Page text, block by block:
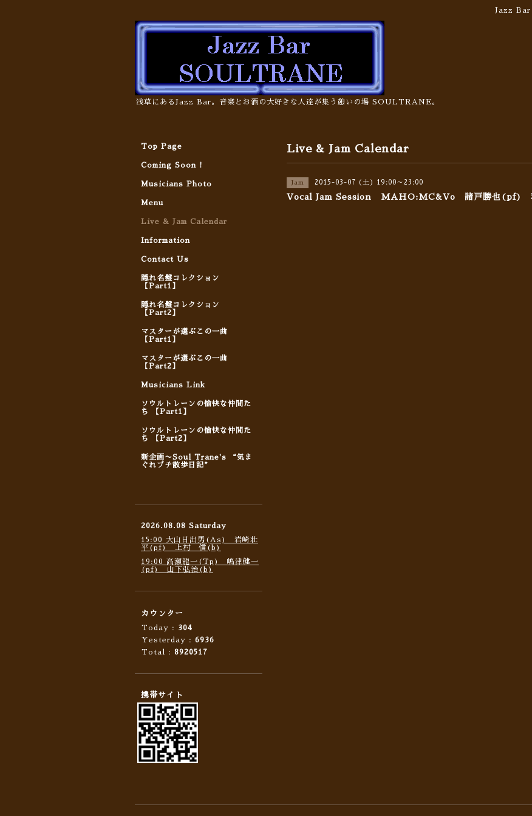
Jazz
浅草にあるJazz Bar。音楽とお酒の大好きな人達が集う憩いの場 SOULTRANE。
Live & Jam Calendar
Jam 2015-03-07 (土) 19:00～23:00
Vocal Jam Session MAHO:MC&Vo 諸戸勝也(pf)
Top Page
Coming Soon !
Musicians Photo
Menu
Live & Jam Calendar
Information
Contact Us
隠れ名盤コレクション
【Part1】
隠れ名盤コレクション
【Part2】
マスターが選ぶこの一曲
【Part1】
マスターが選ぶこの一曲
【Part2】
Musicians Link
ソウルトレーンの愉快な仲間た
ち 【Part1】
ソウルトレーンの愉快な仲間た
ち 【Part2】
新企画〜Soul Trane's “気ま
ぐれプチ散歩日記”
2026.08.08 Saturday
15:00 大山日出男(As) 岩崎壮
平(pf) 上村 信(b)
19:00 高瀬龍一(Tp) 嶋津健一
(pf) 山下弘治(b)
カウンター
Today : 304
Yesterday : 6936
Total : 8920517
携帯サイト